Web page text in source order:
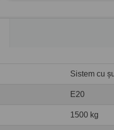
Sistem cu
E20
1500 kg